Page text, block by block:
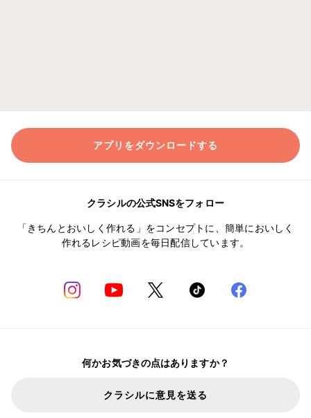
アプリをダウンロードする
クラシルの公式SNSをフォロー
「きちんとおいしく作れる」をコンセプトに、簡単においしく
作れるレシピ動画を毎日配信しています。
何かお気づきの点はありますか？
クラシルに意見を送る